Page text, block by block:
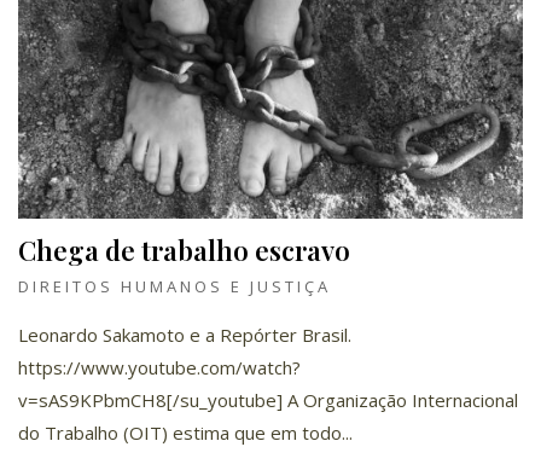
Chega de trabalho escravo
DIREITOS HUMANOS E JUSTIÇA
Leonardo Sakamoto e a Repórter Brasil.
https://www.youtube.com/watch?
v=sAS9KPbmCH8[/su_youtube] A Organização Internacional
do Trabalho (OIT) estima que em todo...